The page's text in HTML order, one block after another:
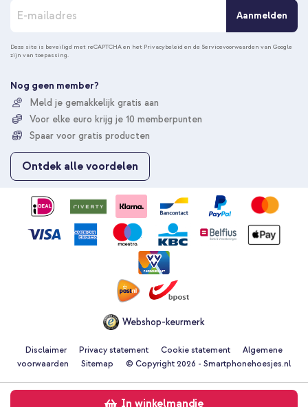
In winkelmandje
n
n
e
u
o
p
o
z
Aanmelden
Deze site is beveiligd met reCAPTCHA en het Privacybeleid en de Servicevoorwaarden van Google
zijn van toepassing.
Nog geen member?
Meld je gemakkelijk gratis aan
Voor elke euro krijg je 10 memberpunten
Spaar voor gratis producten
Ontdek alle voordelen
Webshop-keurmerk
Disclaimer Privacy statement Cookie statement
Algemene
voorwaarden
Sitemap © Copyright 2026 - Smartphonehoesjes.nl